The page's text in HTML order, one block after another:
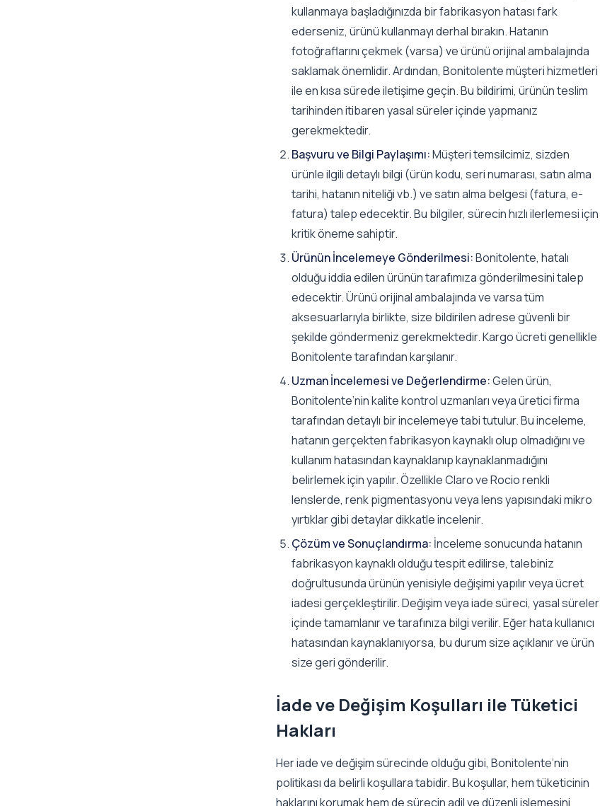
kullanmaya başladığınızda bir fabrikasyon hatası fark
ederseniz, ürünü kullanmayı derhal bırakın. Hatanın
fotoğraflarını çekmek (varsa) ve ürünü orijinal ambalajında
saklamak önemlidir. Ardından, Bonitolente müşteri hizmetleri
ile en kısa sürede iletişime geçin. Bu bildirimi, ürünün teslim
tarihinden itibaren yasal süreler içinde yapmanız
gerekmektedir.
Başvuru ve Bilgi Paylaşımı:Müşteri temsilcimiz, sizden
ürünle ilgili detaylı bilgi (ürün kodu, seri numarası, satın alma
tarihi, hatanın niteliği vb.) ve satın alma belgesi (fatura, e-
fatura) talep edecektir. Bu bilgiler, sürecin hızlı ilerlemesi için
kritik öneme sahiptir.
Ürünün İncelemeye Gönderilmesi:Bonitolente, hatalı
olduğu iddia edilen ürünün tarafımıza gönderilmesini talep
edecektir. Ürünü orijinal ambalajında ve varsa tüm
aksesuarlarıyla birlikte, size bildirilen adrese güvenli bir
şekilde göndermeniz gerekmektedir. Kargo ücreti genellikle
Bonitolente tarafından karşılanır.
Uzman İncelemesi ve Değerlendirme:Gelen ürün,
Bonitolente’nin kalite kontrol uzmanları veya üretici firma
tarafından detaylı bir incelemeye tabi tutulur. Bu inceleme,
hatanın gerçekten fabrikasyon kaynaklı olup olmadığını ve
kullanım hatasından kaynaklanıp kaynaklanmadığını
belirlemek için yapılır. Özellikle Claro ve Rocio renkli
lenslerde, renk pigmentasyonu veya lens yapısındaki mikro
yırtıklar gibi detaylar dikkatle incelenir.
Çözüm ve Sonuçlandırma: İnceleme sonucunda hatanın
fabrikasyon kaynaklı olduğu tespit edilirse, talebiniz
doğrultusunda ürünün yenisiyle değişimi yapılır veya ücret
iadesi gerçekleştirilir. Değişim veya iade süreci, yasal süreler
içinde tamamlanır ve tarafınıza bilgi verilir. Eğer hata kullanıcı
hatasından kaynaklanıyorsa, bu durum size açıklanır ve ürün
size geri gönderilir.
İade ve Değişim Koşulları ile Tüketici
Hakları
Her iade ve değişim sürecinde olduğu gibi, Bonitolente’nin
politikası da belirli koşullara tabidir. Bu koşullar, hem tüketicinin
haklarını korumak hem de sürecin adil ve düzenli işlemesini